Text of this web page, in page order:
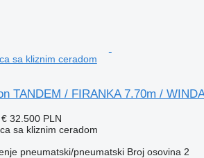
sa kliznim ceradom
TANDEM / FIRANKA 7.70m /
32.500 PLN
sa kliznim ceradom
pneumatski/pneumatski Broj osovina 2